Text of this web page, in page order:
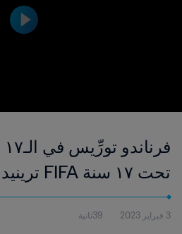
تحت ١٧ سنة FIFA ترينيداد وتوباجو ٢٠٠١
3 فبراير 2023 39ثانية